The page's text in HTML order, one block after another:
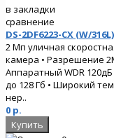
в закладки
сравнение
DS-2DF6223-CX (W/316L)
2 Мп уличная
камера • Разрешение
Аппаратный WDR
до 128 Гб • Широкий
нер..
0 р.